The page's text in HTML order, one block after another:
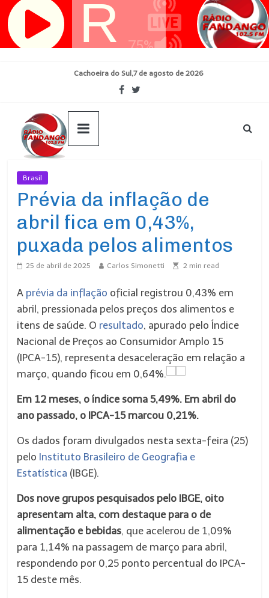
Pular
para
Cachoeira do Sul,7 de agosto de 2026
Brasil
Prévia da inflação de
abril fica em 0,43%,
puxada pelos alimentos
25 de abril de 2025 Carlos Simonetti 2 min read
A prévia da inflação oficial registrou 0,43% em
abril, pressionada pelos preços dos alimentos e
itens de saúde. O resultado, apurado pelo Índice
Nacional de Preços ao Consumidor Amplo 15
(IPCA-15), representa desaceleração em relação a
março, quando ficou em 0,64%.
Em 12 meses, o índice soma 5,49%. Em abril do
ano passado, o IPCA-15 marcou 0,21%.
Os dados foram divulgados nesta sexta-feira (25)
pelo Instituto Brasileiro de Geografia e
Estatística (IBGE).
Dos nove grupos pesquisados pelo IBGE, oito
apresentam alta, com destaque para o de
alimentação e bebidas, que acelerou de 1,09%
para 1,14% na passagem de março para abril,
respondendo por 0,25 ponto percentual do IPCA-
15 deste mês.